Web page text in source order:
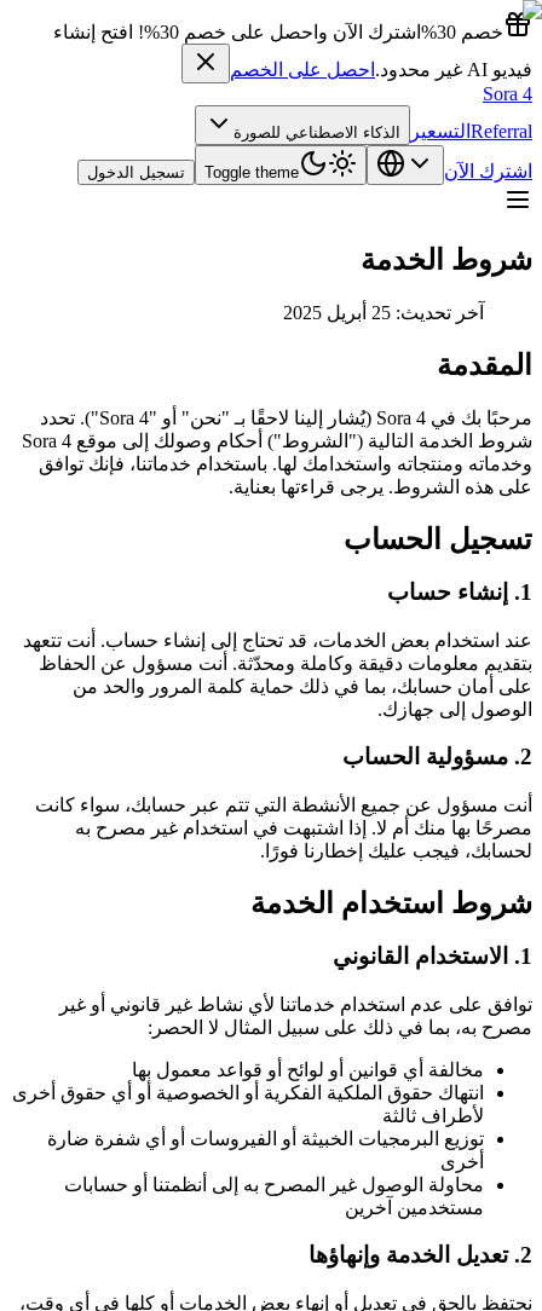
خصم 30%
اشترك الآن واحصل على خصم 30%! افتح إنشاء
فيديو AI غير محدود.
احصل على الخصم
Sora 4
Referral التسعير الذكاء الاصطناعي للصورة
اشترك الآن Toggle theme تسجيل الدخول
شروط الخدمة
آخر تحديث: 25 أبريل 2025
المقدمة
مرحبًا بك في Sora 4 (يُشار إلينا لاحقًا بـ "نحن" أو "Sora 4"). تحدد
شروط الخدمة التالية ("الشروط") أحكام وصولك إلى موقع Sora 4
وخدماته ومنتجاته واستخدامك لها. باستخدام خدماتنا، فإنك توافق
على هذه الشروط. يرجى قراءتها بعناية.
تسجيل الحساب
1. إنشاء حساب
عند استخدام بعض الخدمات، قد تحتاج إلى إنشاء حساب. أنت تتعهد
بتقديم معلومات دقيقة وكاملة ومحدّثة. أنت مسؤول عن الحفاظ
على أمان حسابك، بما في ذلك حماية كلمة المرور والحد من
الوصول إلى جهازك.
2. مسؤولية الحساب
أنت مسؤول عن جميع الأنشطة التي تتم عبر حسابك، سواء كانت
مصرحًا بها منك أم لا. إذا اشتبهت في استخدام غير مصرح به
لحسابك، فيجب عليك إخطارنا فورًا.
شروط استخدام الخدمة
1. الاستخدام القانوني
توافق على عدم استخدام خدماتنا لأي نشاط غير قانوني أو غير
مصرح به، بما في ذلك على سبيل المثال لا الحصر:
مخالفة أي قوانين أو لوائح أو قواعد معمول بها
انتهاك حقوق الملكية الفكرية أو الخصوصية أو أي حقوق أخرى
لأطراف ثالثة
توزيع البرمجيات الخبيثة أو الفيروسات أو أي شفرة ضارة
أخرى
محاولة الوصول غير المصرح به إلى أنظمتنا أو حسابات
مستخدمين آخرين
2. تعديل الخدمة وإنهاؤها
نحتفظ بالحق في تعديل أو إنهاء بعض الخدمات أو كلها في أي وقت،